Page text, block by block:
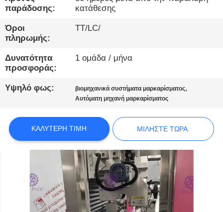
ΝΈΑ
ΜΙΛΉΣΤΕ
ΤΏΡΑ.
ΠΟΛΙΤΙΚΉ
ΑΠΟΡΡΉΤΟΥ
παράδοσης:
κατάθεσης
Όροι
πληρωμής:
TT/LC/
Δυνατότητα
προσφοράς:
1 ομάδα / μήνα
Υψηλό φως: βιομηχανικά συστήματα μαρκαρίσματος,
Αυτόματη μηχανή μαρκαρίσματος
ΚΑΛΎΤΕΡΗ ΤΙΜΉ ΜΙΛΉΣΤΕ ΤΏΡΑ.